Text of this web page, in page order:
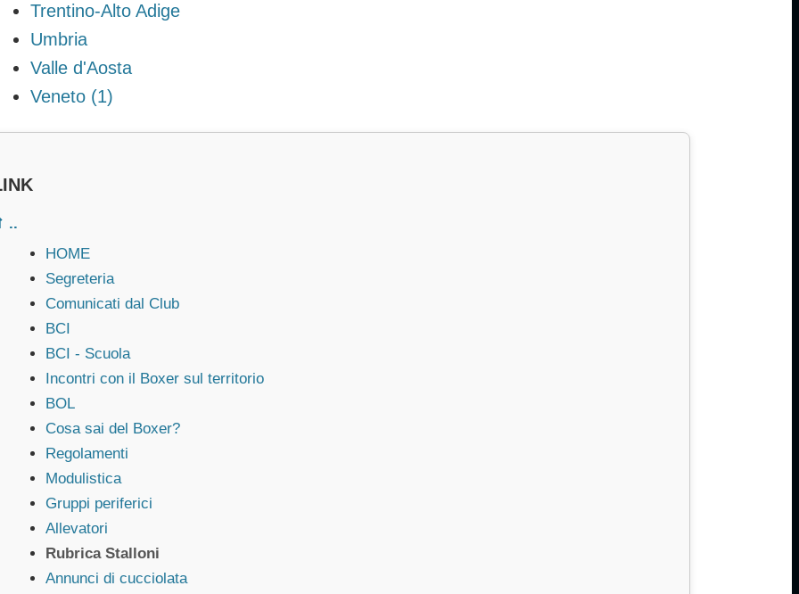
Trentino-Alto Adige
Umbria
Valle d'Aosta
Veneto (1)
..
HOME
Segreteria
Comunicati dal Club
BCI
BCI - Scuola
Incontri con il Boxer sul territorio
BOL
Cosa sai del Boxer?
Regolamenti
Modulistica
Gruppi periferici
Allevatori
Rubrica Stalloni
Annunci di cucciolata